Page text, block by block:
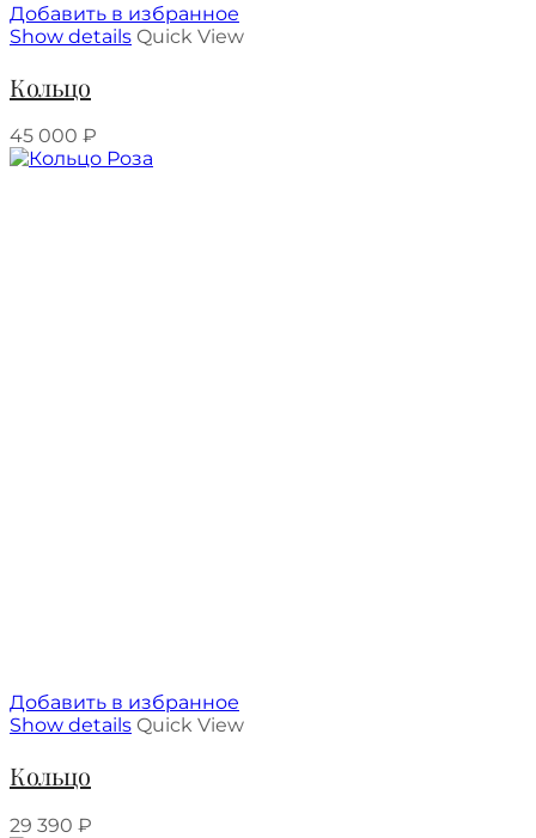
Добавить в избранное
Show details Quick View
Кольцо
45 000 ₽
Добавить в избранное
Show details Quick View
Кольцо
29 390 ₽